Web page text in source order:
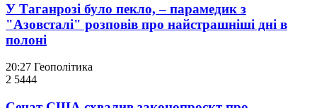
У Таганрозі було пекло, – парамедик з
"Азовсталі" розповів про найстрашніші дні в
полоні
20:27 Геополітика
2 5444